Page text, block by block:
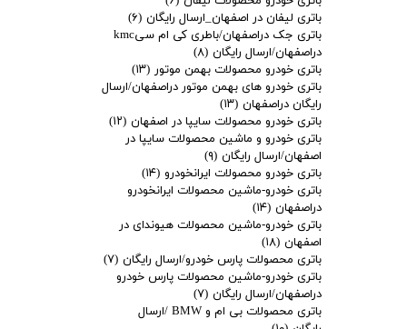
باتری لیفان در اصفهان_ارسال رایگان (۶)
باتری جک دراصفهان/باطری کی ام سیkmc
دراصفهان/ارسال رایگان (۸)
باتری خودرو محصولات بهمن موتور (۱۳)
باتری خودرو های بهمن موتور دراصفهان/ارسال
رایگان دراصفهان (۱۳)
باتری خودرو محصولات سایپا در اصفهان (۱۲)
باتری خودرو و ماشین محصولات سایپا در
اصفهان/ارسال رایگان (۹)
باتری خودرو محصولات ایرانخودرو (۱۴)
باتری خودرو-ماشین محصولات ایرانخودرو
دراصفهان (۱۴)
باتری خودرو-ماشین محصولات هیوندای در
اصفهان (۱۸)
باتری محصولات پارس خودرو/ارسال رایگان (۷)
باتری خودرو-ماشین محصولات پارس خودرو
دراصفهان/ارسال رایگان (۷)
باتری محصولات بی ام و BMW /ارسال